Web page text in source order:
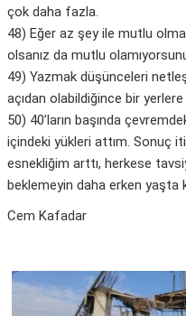
çok daha fazla.
48) Eğer az şey ile mutlu
olsanız da mutlu
49) Yazmak düşünceleri
açıdan olabildiğince bir
50) 40’ların başında
içindeki yükleri attım. Sonuç
esnekliğim arttı, herkese
beklemeyin daha erken yaşta
Cem Kafadar